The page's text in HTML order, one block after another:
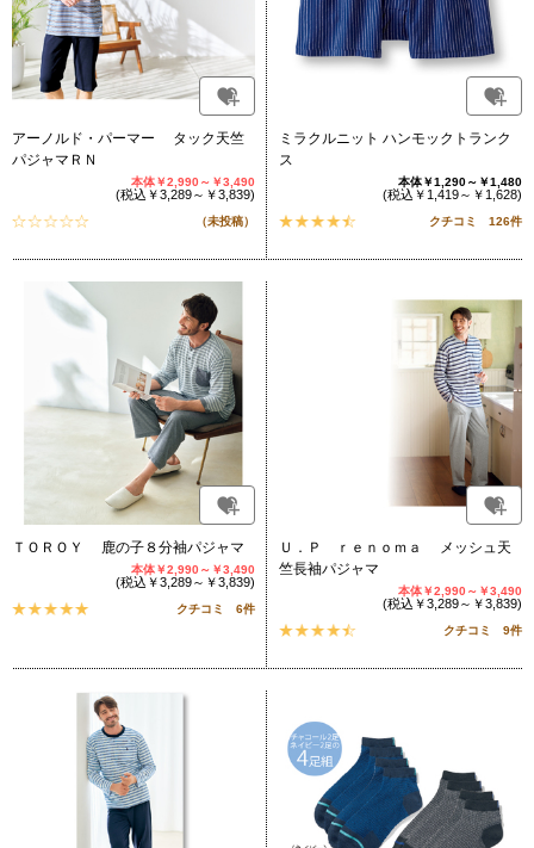
アーノルド・パーマー タック天竺
パジャマＲＮ
本体￥2,990～￥3,490
(税込￥3,289～￥3,839)
（未投稿）
ミラクルニット ハンモックトランク
ス
本体￥1,290～￥1,480
(税込￥1,419～￥1,628)
クチコミ 126件
ＴＯＲＯＹ 鹿の子８分袖パジャマ
本体￥2,990～￥3,490
(税込￥3,289～￥3,839)
クチコミ 6件
Ｕ．Ｐ ｒｅｎｏｍａ メッシュ天
竺長袖パジャマ
本体￥2,990～￥3,490
(税込￥3,289～￥3,839)
クチコミ 9件